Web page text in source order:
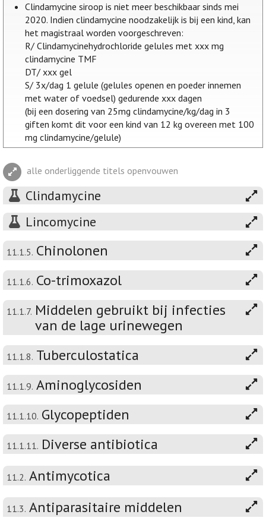
Clindamycine siroop is niet meer beschikbaar sinds mei
2020. Indien clindamycine noodzakelijk is bij een kind, kan
het magistraal worden voorgeschreven:
R/ Clindamycinehydrochloride gelules met xxx mg
clindamycine TMF
DT/ xxx gel
S/ 3x/dag 1 gelule (gelules openen en poeder innemen
met water of voedsel) gedurende xxx dagen
(bij een dosering van 25mg clindamycine/kg/dag in 3
giften komt dit voor een kind van 12 kg overeen met 100
mg clindamycine/gelule)
alle onderliggende titels openvouwen
Clindamycine
Lincomycine
11.1.5. Chinolonen
11.1.6. Co-trimoxazol
11.1.7. Middelen gebruikt bij infecties
van de lage urinewegen
11.1.8. Tuberculostatica
11.1.9. Aminoglycosiden
11.1.10. Glycopeptiden
11.1.11. Diverse antibiotica
11.2. Antimycotica
11.3. Antiparasitaire middelen